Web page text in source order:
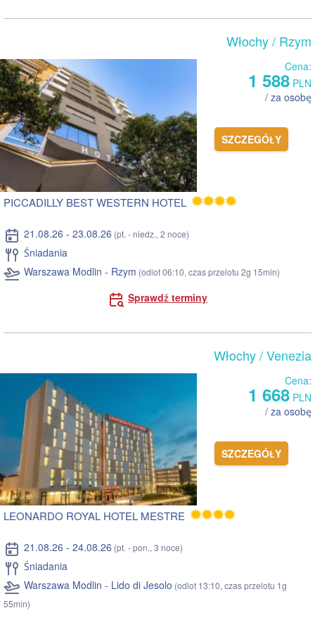
Włochy/ Rzym
Cena:
1 588 PLN
/ za osobę
SZCZEGÓŁY
PICCADILLY BEST WESTERN HOTEL
21.08.26 - 23.08.26 (pt. - niedz., 2 noce)
Śniadania
Warszawa Modlin - Rzym (odlot 06:10, czas przelotu 2g 15min)
Sprawdź terminy
Włochy/ Venezia
Cena:
1 668 PLN
/ za osobę
SZCZEGÓŁY
LEONARDO ROYAL HOTEL MESTRE
21.08.26 - 24.08.26 (pt. - pon., 3 noce)
Śniadania
Warszawa Modlin - Lido di Jesolo (odlot 13:10, czas przelotu 1g
55min)